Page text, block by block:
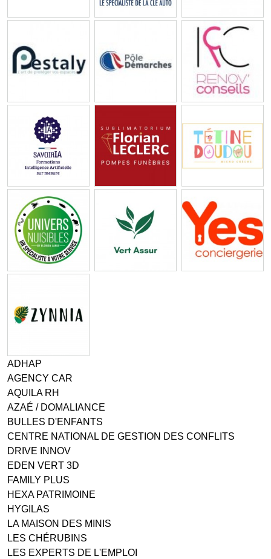
ADHAP
AGENCY CAR
AQUILA RH
AZAÉ / DOMALIANCE
BULLES D'ENFANTS
CENTRE NATIONAL DE GESTION DES CONFLITS
DRIVE INNOV
EDEN VERT 3D
FAMILY PLUS
HEXA PATRIMOINE
HYGILAS
LA MAISON DES MINIS
LES CHÉRUBINS
LES EXPERTS DE L'EMPLOI